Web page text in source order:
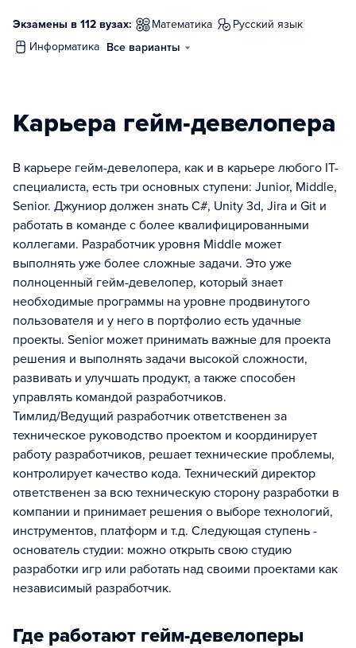
Экзамены в 112 вузах: математика
русский язык
информатика Все варианты
Карьера гейм-девелопера
В карьере гейм-девелопера, как и в карьере любого IT-
специалиста, есть три основных ступени: Junior, Middle,
Senior. Джуниор должен знать C#, Unity 3d, Jira и Git и
работать в команде с более квалифицированными
коллегами. Разработчик уровня Middle может
выполнять уже более сложные задачи. Это уже
полноценный гейм-девелопер, который знает
необходимые программы на уровне продвинутого
пользователя и у него в портфолио есть удачные
проекты. Senior может принимать важные для проекта
решения и выполнять задачи высокой сложности,
развивать и улучшать продукт, а также способен
управлять командой разработчиков.
Тимлид/Ведущий разработчик ответственен за
техническое руководство проектом и координирует
работу разработчиков, решает технические проблемы,
контролирует качество кода. Технический директор
ответственен за всю техническую сторону разработки в
компании и принимает решения о выборе технологий,
инструментов, платформ и т.д. Следующая ступень -
основатель студии: можно открыть свою студию
разработки игр или работать над своими проектами как
независимый разработчик.
Где работают гейм-девелоперы